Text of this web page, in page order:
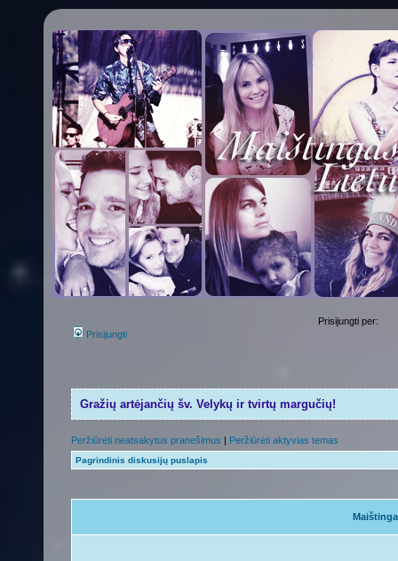
Prisijungti
Prisijungti per:
Gražių artėjančių šv. Velykų ir tvirtų margučių!
Peržiūrėti neatsakytus pranešimus | Peržiūrėti aktyvias temas
Pagrindinis diskusijų puslapis